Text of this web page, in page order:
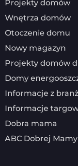
Projekty domów
Wnętrza domów
Otoczenie domu
Nowy magazyn
Projekty domów
Domy
Informacje z
Informacje
Dobra mama
ABC Dobrej Mamy